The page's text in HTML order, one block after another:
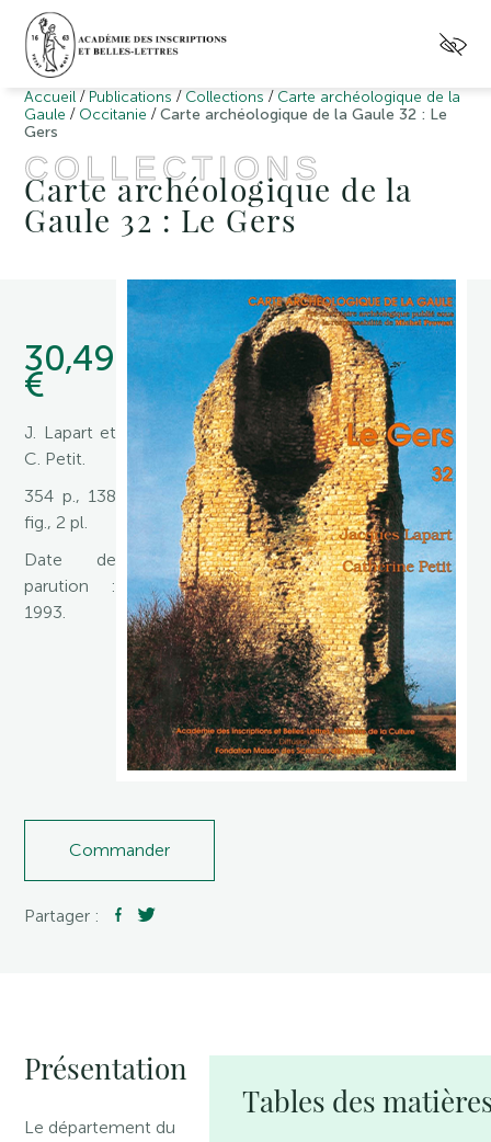
Accueil / Publications / Collections / Carte archéologique de la
Gaule / Occitanie /Carte archéologique de la Gaule 32 : Le
Gers
COLLECTIONS
Carte archéologique de la
Gaule 32 : Le Gers
30,49
€
J. Lapart et
C. Petit.
354 p., 138
fig., 2 pl.
Date de
parution :
1993.
Commander
Partager :
Présentation
Le département du
Tables des